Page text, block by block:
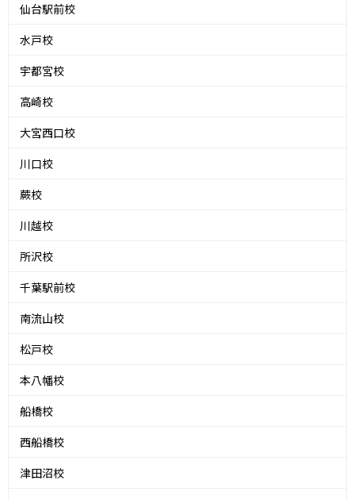
仙台駅前校
水戸校
宇都宮校
高崎校
大宮西口校
川口校
蕨校
川越校
所沢校
千葉駅前校
南流山校
松戸校
本八幡校
船橋校
西船橋校
津田沼校